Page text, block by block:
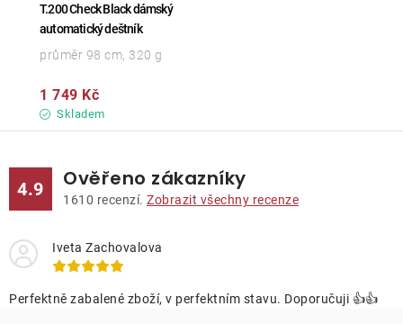
T.200 Check Black dámský
automatický deštník
Skladem
1 749 Kč
průměr 98 cm, 320 g
4.9 Ověřeno zákazníky
1610 recenzí. Zobrazit všechny recenze
Iveta Zachovalova
Perfektně zabalené zboží, v perfektním stavu. Doporučuji 👍👍